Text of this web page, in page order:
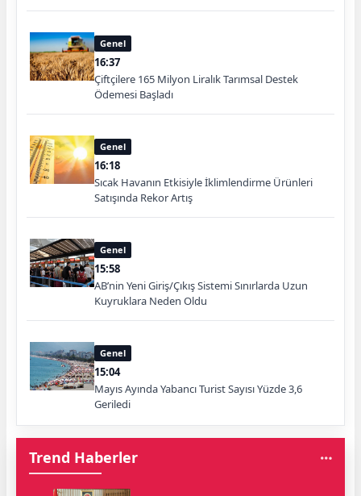
Genel
16:37
Çiftçilere 165 Milyon Liralık Tarımsal Destek
Ödemesi Başladı
Genel
16:18
Sıcak Havanın Etkisiyle İklimlendirme Ürünleri
Satışında Rekor Artış
Genel
15:58
AB’nin Yeni Giriş/Çıkış Sistemi Sınırlarda Uzun
Kuyruklara Neden Oldu
Genel
15:04
Mayıs Ayında Yabancı Turist Sayısı Yüzde 3,6
Geriledi
Trend Haberler